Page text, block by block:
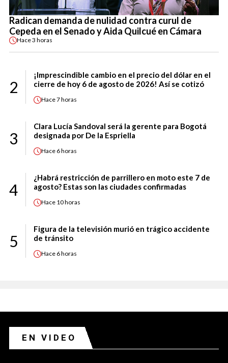
Radican demanda de nulidad contra curul de
Cepeda en el Senado y Aida Quilcué en Cámara
Hace3 horas
2
¡Imprescindible cambio en el precio del dólar en el
cierre de hoy 6 de agosto de 2026! Así se cotizó
Hace7 horas
3
Clara Lucía Sandoval será la gerente para Bogotá
designada por De la Espriella
Hace 6 horas
4
¿Habrá restricción de parrillero en moto este 7 de
agosto? Estas son las ciudades confirmadas
Hace 10 horas
5
Figura de la televisión murió en trágico accidente
de tránsito
Hace 6 horas
EN VIDEO